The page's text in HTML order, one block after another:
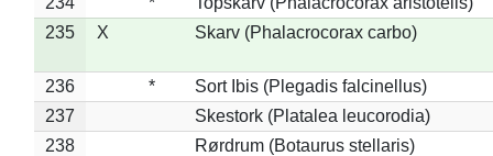
235
X Skarv (Phalacrocorax carbo)
236 *
Sort Ibis (Plegadis falcinellus)
237
Skestork (Platalea leucorodia)
238
Rørdrum (Botaurus stellaris)